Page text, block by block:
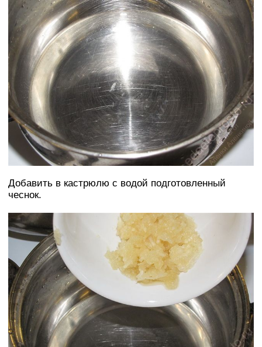
Добавить в кастрюлю с водой подготовленный
чеснок.